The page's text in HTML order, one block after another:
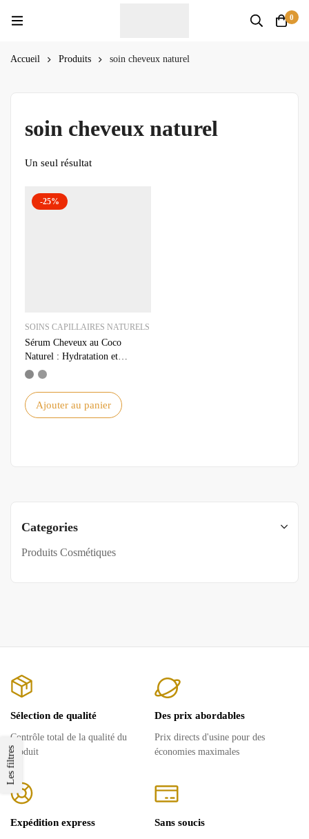
0
Accueil Produits soin cheveux naturel
Categories
Produits Cosmétiques
Les filtres
soin cheveux naturel
Un seul résultat
-25%
SOINS CAPILLAIRES NATURELS
Sérum Cheveux au Coco
Naturel : Hydratation et
Brillance pour des Cheveux
Ajouter au panier
Sélection de qualité
Contrôle total de la qualité du
produit
Des prix abordables
Prix ​​directs d'usine pour des
économies maximales
Expédition express Sans soucis